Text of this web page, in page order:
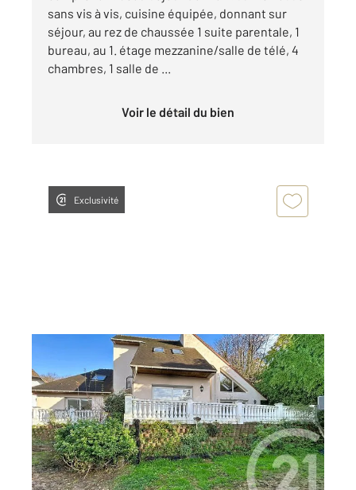
sans vis à vis, cuisine équipée, donnant sur
séjour, au rez de chaussée 1 suite parentale, 1
bureau, au 1. étage mezzanine/salle de télé, 4
chambres, 1 salle de ...
Voir le détail du bien
Exclusivité
202 m 2, 8 pièces
Ref : 7516
Maison à vendre
685 000 €
Propriété d'architecte en bon état composée